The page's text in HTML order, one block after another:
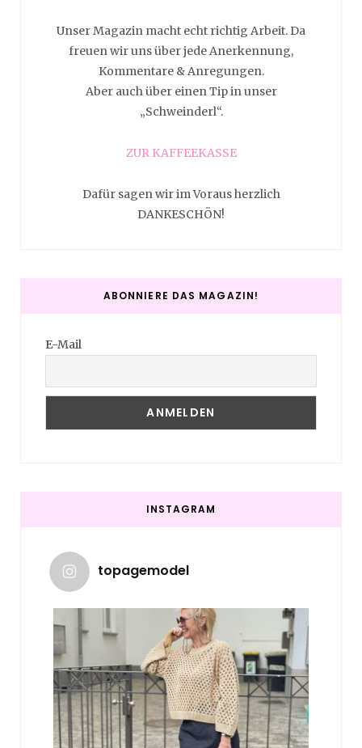
Unser Magazin macht echt richtig Arbeit. Da
freuen wir uns über jede Anerkennung,
Kommentare & Anregungen.
Aber auch über einen Tip in unser
„Schweinderl“.
ZUR KAFFEEKASSE
Dafür sagen wir im Voraus herzlich
DANKESCHÖN!
ABONNIERE DAS MAGAZIN!
E-Mail
INSTAGRAM
topagemodel